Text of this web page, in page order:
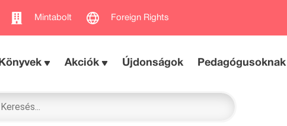
Mintabolt Foreign Rights
Könyvek Akciók Újdonságok Pedagógusoknak